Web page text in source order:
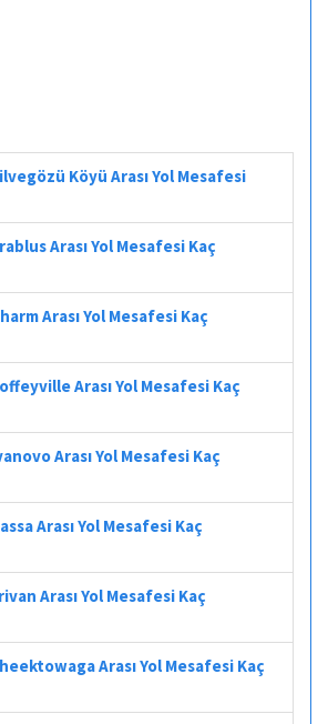
Köyü Arası Yol Mesafesi
Arası Yol Mesafesi Kaç
Arası Yol Mesafesi Kaç
Arası Yol Mesafesi Kaç
Arası Yol Mesafesi Kaç
Arası Yol Mesafesi Kaç
Arası Yol Mesafesi Kaç
Arası Yol Mesafesi Kaç